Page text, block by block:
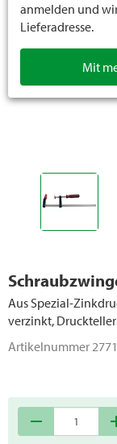
Aus Spezial-
verzinkt,
Artikelnummer
remove
Arbeitsschutz
Ersatzteile
anmelden und
Lieferadresse.
Mit